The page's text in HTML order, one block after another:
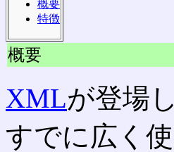
概要
特徴
概要
XMLが登場
すでに広く